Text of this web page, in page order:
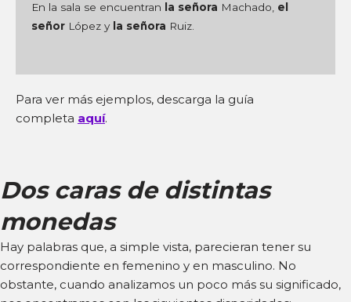
En la sala se encuentran la señora Machado, el
señor López y la señora Ruiz.
Para ver más ejemplos, descarga la guía
completa aquí.
Dos caras de distintas
monedas
Hay palabras que, a simple vista, parecieran tener su
correspondiente en femenino y en masculino. No
obstante, cuando analizamos un poco más su significado,